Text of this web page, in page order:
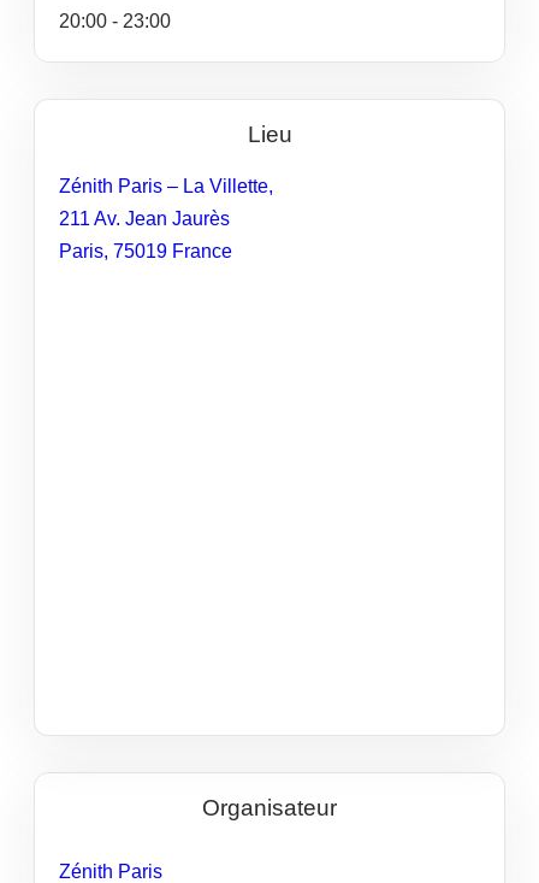
20:00 - 23:00
Lieu
Zénith Paris – La Villette,
211 Av. Jean Jaurès
Paris, 75019 France
Organisateur
Zénith Paris